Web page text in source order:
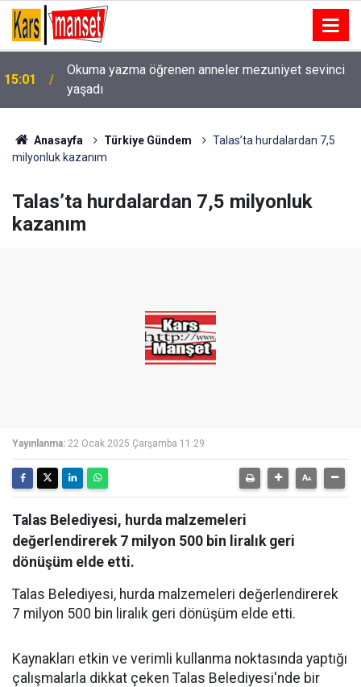
15:01
Okuma yazma öğrenen anneler mezuniyet sevinci
yaşadı
14:57 Yozgat’ta düzenlen uygulamada 325 kişi sorgulandı
Anasayfa Türkiye Gündem
Talas’ta hurdalardan 7,5
milyonluk kazanım
Talas’ta hurdalardan 7,5 milyonluk
kazanım
Yayınlanma: 22 Ocak 2025 Çarşamba 11:29
Talas Belediyesi, hurda malzemeleri
değerlendirerek 7 milyon 500 bin liralık geri
dönüşüm elde etti.
Talas Belediyesi, hurda malzemeleri değerlendirerek
7 milyon 500 bin liralık geri dönüşüm elde etti.
Kaynakları etkin ve verimli kullanma noktasında yaptığı
çalışmalarla dikkat çeken Talas Belediyesi'nde bir